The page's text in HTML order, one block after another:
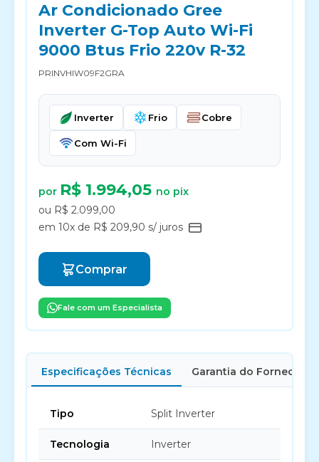
Ar Condicionado Gree
Inverter G-Top Auto Wi-Fi
9000 Btus Frio 220v R-32
PRINVHIW09F2GRA
Inverter Frio Cobre
Com Wi-Fi
por R$ 1.994,05 no pix
ou R$ 2.099,00
em 10x de R$ 209,90 s/ juros
Comprar
Fale com um Especialista
Especificações Técnicas Garantia do Fornecedor
Tipo Split Inverter
Tecnologia Inverter